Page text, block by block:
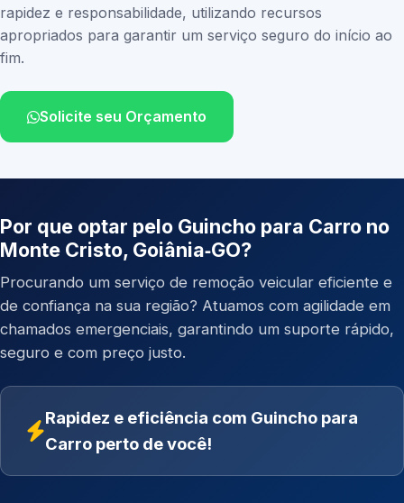
rapidez e responsabilidade, utilizando recursos
apropriados para garantir um serviço seguro do início ao
fim.
Solicite seu Orçamento
Por que optar pelo Guincho para Carro no
Monte Cristo, Goiânia‑GO?
Procurando um serviço de remoção veicular eficiente e
de confiança na sua região? Atuamos com agilidade em
chamados emergenciais, garantindo um suporte rápido,
seguro e com preço justo.
Rapidez e eficiência com Guincho para
Carro perto de você!